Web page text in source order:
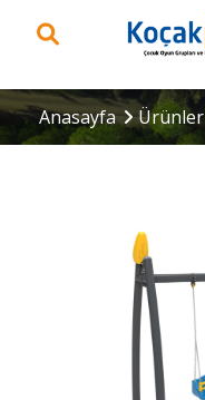
Anasayfa Ürünler